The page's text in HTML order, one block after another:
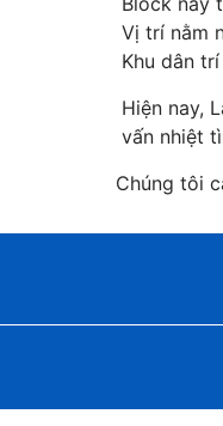
Vị trí nằm
Khu dân
Hiện nay,
vấn nhiệt
Chúng tôi